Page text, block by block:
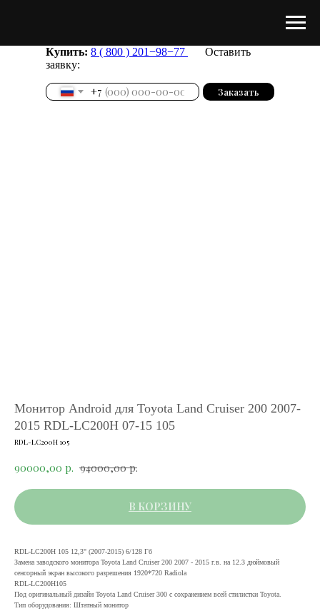
Купить: 8 ( 800 ) 201−98−77
Оставить
заявку:
+7 Заказать
Монитор Android для Toyota Land Cruiser 200 2007-
2015 RDL-LC200H 07-15 105
RDL-LC200H 105
90000,00 р. 94000,00 р.
В КОРЗИНУ
RDL-LC200H 105 12,3" (2007-2015) 6/128 Гб
Замена заводского монитора Toyota Land Cruiser 200 2007 - 2015 г.в. на 12.3 дюймовый
сенсорный экран высокого разрешения 1920*720 Radiola
RDL-LC200H105
Под оригинальный дизайн Toyota Land Cruiser 300 с сохранением всей стилистки Toyota.
Тип оборудования: Штатный монитор